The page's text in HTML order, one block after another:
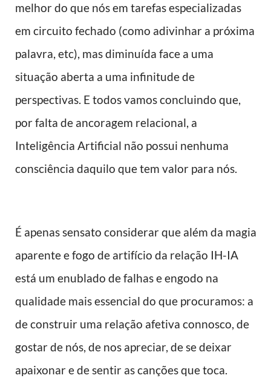
melhor do que nós em tarefas especializadas
em circuito fechado (como adivinhar a próxima
palavra, etc), mas diminuída face a uma
situação aberta a uma infinitude de
perspectivas. E todos vamos concluindo que,
por falta de ancoragem relacional, a
Inteligência Artificial não possui nenhuma
consciência daquilo que tem valor para nós.
É apenas sensato considerar que além da magia
aparente e fogo de artifício da relação IH-IA
está um enublado de falhas e engodo na
qualidade mais essencial do que procuramos: a
de construir uma relação afetiva connosco, de
gostar de nós, de nos apreciar, de se deixar
apaixonar e de sentir as canções que toca.